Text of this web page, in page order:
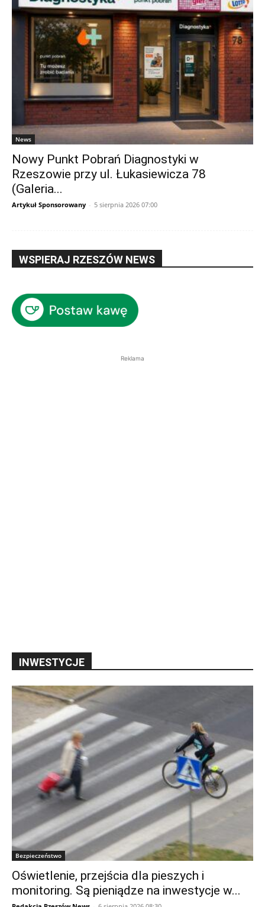
News
Nowy Punkt Pobrań Diagnostyki w
Rzeszowie przy ul. Łukasiewicza 78
(Galeria...
Artykuł Sponsorowany - 5 sierpnia 2026 07:00
WSPIERAJ RZESZÓW NEWS
Reklama
INWESTYCJE
Bezpieczeństwo
Oświetlenie, przejścia dla pieszych i
monitoring. Są pieniądze na inwestycje w...